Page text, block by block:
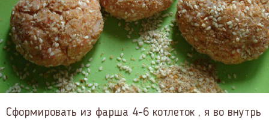
Сформировать из фарша 4-6 котлеток , я во внутрь